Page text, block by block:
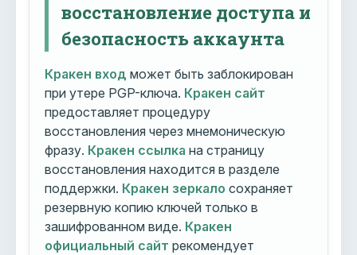
восстановление доступа и
безопасность аккаунта
Кракен вход может быть заблокирован
при утере PGP-ключа. Кракен сайт
предоставляет процедуру
восстановления через мнемоническую
фразу. Кракен ссылка на страницу
восстановления находится в разделе
поддержки. Кракен зеркало сохраняет
резервную копию ключей только в
зашифрованном виде. Кракен
официальный сайт рекомендует